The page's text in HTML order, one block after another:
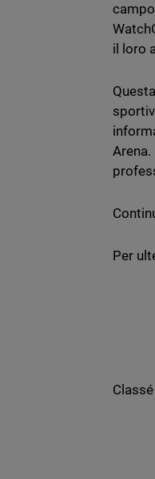
il loro
Per